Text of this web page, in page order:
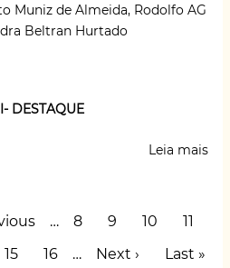
Muniz de Almeida, Rodolfo AG
Beltran Hurtado
DESTAQUE
Leia mais
… Page
8 Page
9 Page
10 Page
11
Page
15 Page
16 …
Próxima
Next ›
Última
Last »